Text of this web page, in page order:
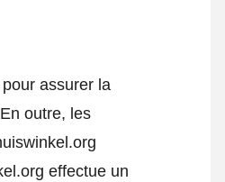
assurer la
outre, les
effectue un